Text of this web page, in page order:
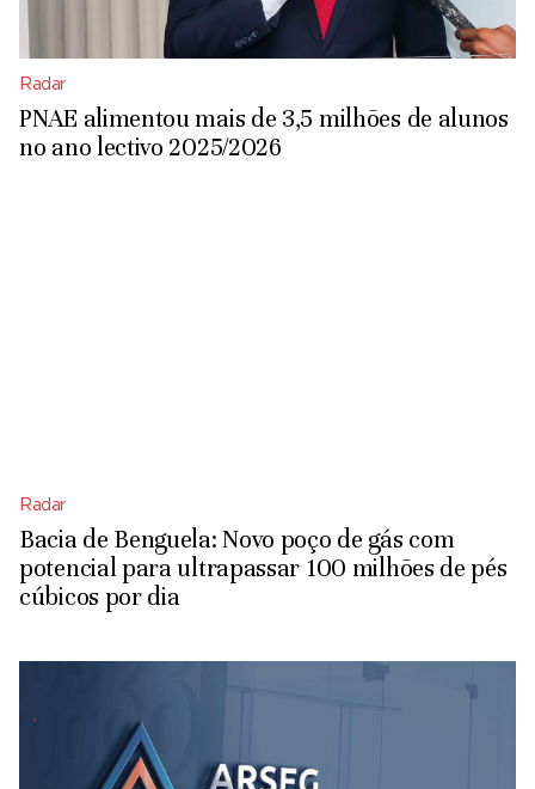
Radar
PNAE alimentou mais de 3,5 milhões de alunos
no ano lectivo 2025/2026
Radar
Bacia de Benguela: Novo poço de gás com
potencial para ultrapassar 100 milhões de pés
cúbicos por dia